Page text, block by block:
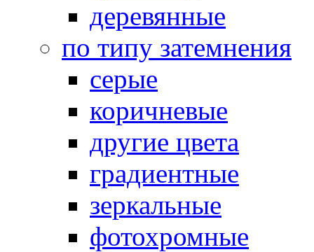
деревянные
по типу затемнения
серые
коричневые
другие цвета
градиентные
зеркальные
фотохромные